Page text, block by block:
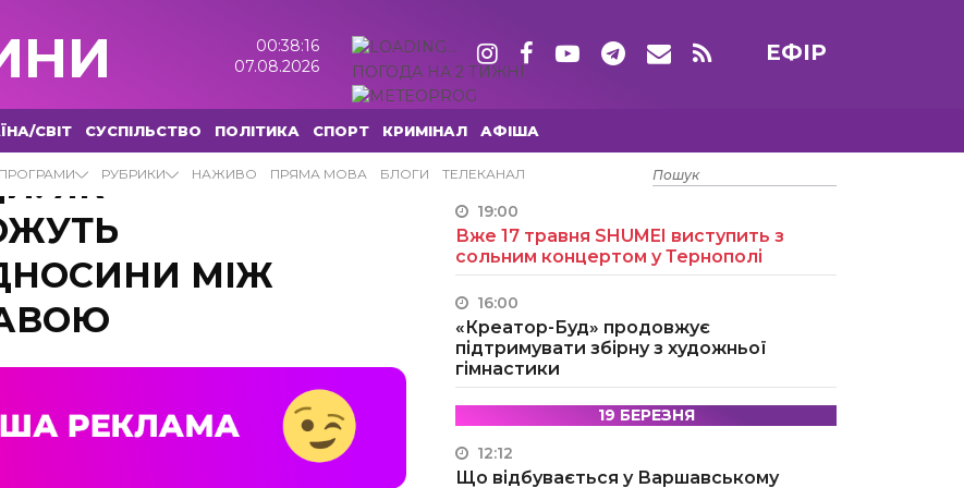
00:38:18
07.08.2026
ПОГОДА НА 2 ТИЖНІ
ЕФІР
СВІТ СУСПІЛЬСТВО ПОЛІТИКА СПОРТ КРИМІНАЛ АФІША
ПРОГРАМИ РУБРИКИ НАЖИВО ПРЯМА МОВА БЛОГИ ТЕЛЕКАНАЛ
ЯК
МІЖ
15 ТРАВНЯ
19:00
Вже 17 травня SHUMEI виступить з
сольним концертом у Тернополі
16:00
«Креатор-Буд» продовжує
підтримувати збірну з художньої
гімнастики
19 БЕРЕЗНЯ
12:12
Що відбувається у Варшавському